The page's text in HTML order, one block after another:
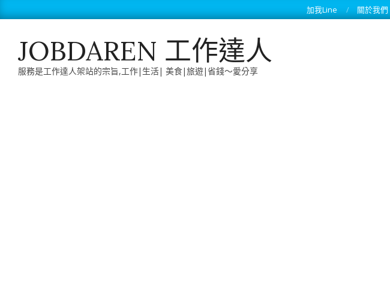
to
加我Line 關於我們
JOBDAREN 工作達人
服務是工作達人架站的宗旨,工作|生活| 美食|旅遊|省錢～愛分享